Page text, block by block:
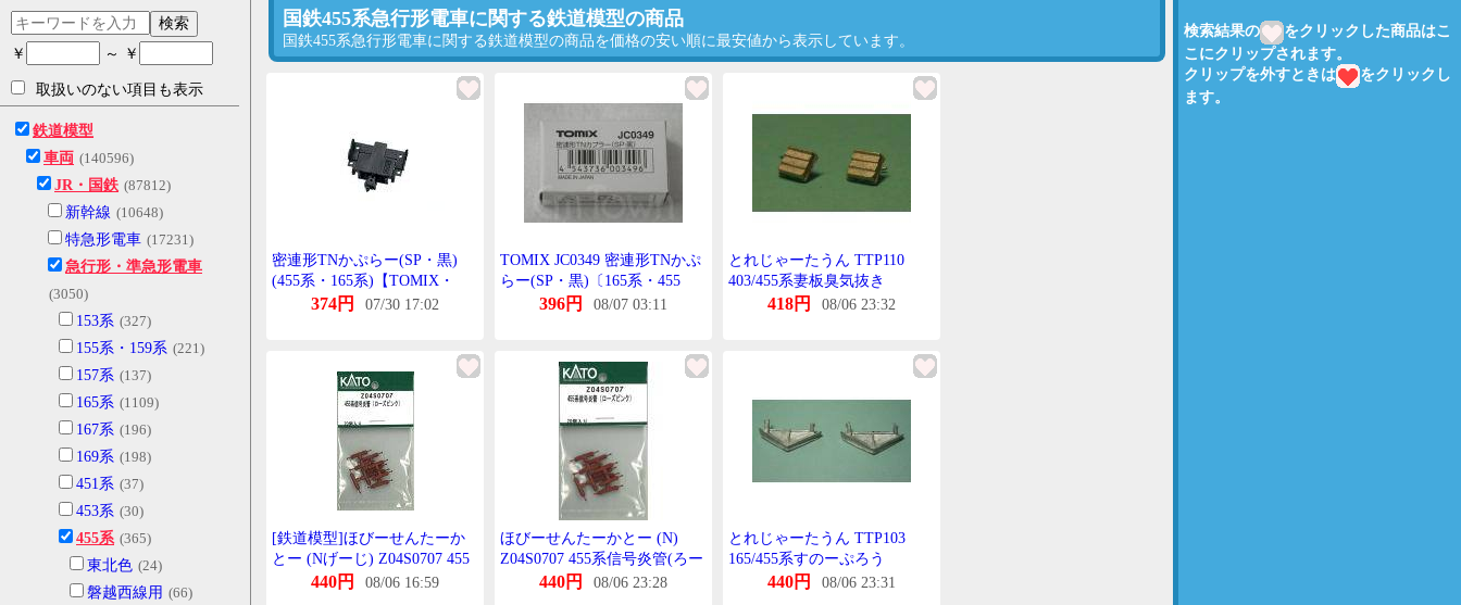
検索
￥ ～ ￥
取扱いのない項目も表示
鉄道模型
車両 (140596)
JR・国鉄 (87812)
新幹線 (10648)
特急形電車 (17231)
急行形・準急形電車
(3050)
153系 (327)
155系・159系 (221)
157系 (137)
165系 (1109)
167系 (196)
169系 (198)
451系 (37)
453系 (30)
455系 (365)
東北色 (24)
磐越西線用 (66)
検索結果の
をクリックした商品はこ
こにクリップされます。
クリップを外すときは
をクリックし
ます。
国鉄455系急行形電車に関する鉄道模型の商品
国鉄455系急行形電車に関する鉄道模型の商品を価格の安い順に最安値から表示しています。
密連形TNかぷらー(SP・黒)
(455系・165系)【TOMIX・
JC0349】「鉄道模型 Nげーじ
374円 07/30 17:02
TOMIX JC0349 密連形TNかぷ
らー(SP・黒)〔165系・455
396円 08/07 03:11
とれじゃーたうん TTP110
403/455系妻板臭気抜き
418円 08/06 23:32
[鉄道模型]ほびーせんたーか
とー (Nげーじ) Z04S0707 455
系信号炎管(ろーずぴんく)
440円 08/06 16:59
ほびーせんたーかとー (N)
Z04S0707 455系信号炎管(ろー
ずぴんく) 返品種別B
440円 08/06 23:28
とれじゃーたうん TTP103
165/455系すのーぷろう
440円 08/06 23:31